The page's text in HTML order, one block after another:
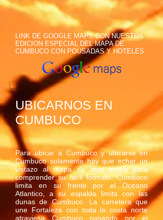
LINK DE GOOGLE MAPS CON NUESTRA
EDICION ESPECIAL DEL MAPA DE
CUMBUCO CON POUSADAS Y HOTELES
UBICARNOS EN
CUMBUCO
Para ubicar a Cumbuco y ubicarse en
Cumbuco solamente hay que echar un
vistazo al mapa de mas arriba para
comprender su facil formato. Cumbuco
limita en su frente por el Oceano
Atlantico, a su espalda limita con las
dunas de Cumbuco. La carretera que
une Fortaleza con toda la costa norte
atraviesa Cumbuco pasando por el